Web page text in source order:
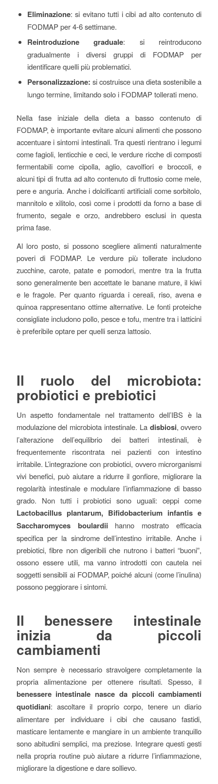
Eliminazione: si evitano tutti i cibi ad alto contenuto di
FODMAP per 4-6 settimane.
Reintroduzione graduale: si reintroducono
gradualmente i diversi gruppi di FODMAP per
identificare quelli più problematici.
Personalizzazione: si costruisce una dieta sostenibile a
lungo termine, limitando solo i FODMAP tollerati meno.
Nella fase iniziale della dieta a basso contenuto di
FODMAP, è importante evitare alcuni alimenti che possono
accentuare i sintomi intestinali. Tra questi rientrano i legumi
come fagioli, lenticchie e ceci, le verdure ricche di composti
fermentabili come cipolla, aglio, cavolfiori e broccoli, e
alcuni tipi di frutta ad alto contenuto di fruttosio come mele,
pere e anguria. Anche i dolcificanti artificiali come sorbitolo,
mannitolo e xilitolo, così come i prodotti da forno a base di
frumento, segale e orzo, andrebbero esclusi in questa
prima fase.
Al loro posto, si possono scegliere alimenti naturalmente
poveri di FODMAP. Le verdure più tollerate includono
zucchine, carote, patate e pomodori, mentre tra la frutta
sono generalmente ben accettate le banane mature, il kiwi
e le fragole. Per quanto riguarda i cereali, riso, avena e
quinoa rappresentano ottime alternative. Le fonti proteiche
consigliate includono pollo, pesce e tofu, mentre tra i latticini
è preferibile optare per quelli senza lattosio.
Il ruolo del microbiota:
probiotici e prebiotici
Un aspetto fondamentale nel trattamento dell’IBS è la
modulazione del microbiota intestinale. Ladisbiosi, ovvero
l’alterazione dell’equilibrio dei batteri intestinali, è
frequentemente riscontrata nei pazienti con intestino
irritabile. L’integrazione con probiotici, ovvero microrganismi
vivi benefici, può aiutare a ridurre il gonfiore, migliorare la
regolarità intestinale e modulare l’infiammazione di basso
grado. Non tutti i probiotici sono uguali: ceppi come
Lactobacillus plantarum, Bifidobacterium infantis e
Saccharomyces boulardii hanno mostrato efficacia
specifica per la sindrome dell’intestino irritabile. Anche i
prebiotici, fibre non digeribili che nutrono i batteri “buoni”,
ossono essere utili, ma vanno introdotti con cautela nei
soggetti sensibili ai FODMAP, poiché alcuni (come l’inulina)
possono peggiorare i sintomi.
Il benessere intestinale
inizia da piccoli
cambiamenti
Non sempre è necessario stravolgere completamente la
propria alimentazione per ottenere risultati. Spesso, il
benessere intestinale nasce da piccoli cambiamenti
quotidiani: ascoltare il proprio corpo, tenere un diario
alimentare per individuare i cibi che causano fastidi,
masticare lentamente e mangiare in un ambiente tranquillo
sono abitudini semplici, ma preziose. Integrare questi gesti
nella propria routine può aiutare a ridurre l’infiammazione,
migliorare la digestione e dare sollievo.